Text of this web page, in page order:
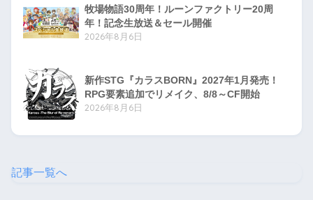
牧場物語30周年！ルーンファクトリー20周
年！記念生放送＆セール開催
2026年8月6日
新作STG『カラスBORN』2027年1月発売！
RPG要素追加でリメイク、8/8～CF開始
2026年8月6日
記事一覧へ